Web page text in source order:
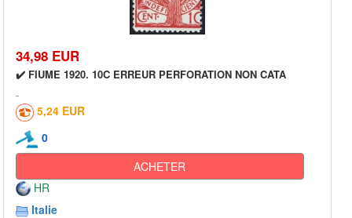
34,98 EUR
✔️ FIUME 1920. 10C ERREUR PERFORATION NON CATA
5,24 EUR
0
ACHETER
HR
Italie